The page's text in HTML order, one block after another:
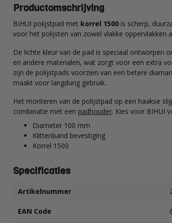
Productomschrijving
BIHUI polijstpad met korrel 1500 is scherp,
voor het polijsten van zowel vlakke oppervlakken
De lichte kleur van de pad is speciaal ontworpen
en andere materialen, wat zorgt voor een extra
zijn de polijstpads voorzien van een betere
maakt voor langdurig gebruik.
Het monteren van de polijstpad op een haakse
combinatie met een padhouder. Kies voor BIHUI
Diameter 100 mm
Klittenband bevestiging
Korrel 1500
Specificaties
Artikelnummer
EAN Code